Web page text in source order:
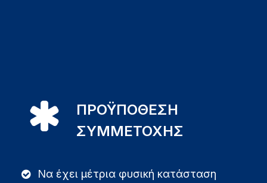
ΠΡΟΫΠΟΘΕΣΗ
ΣΥΜΜΕΤΟΧΗΣ
Να έχει μέτρια φυσική κατάσταση